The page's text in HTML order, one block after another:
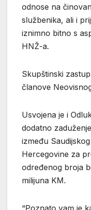
odnose na
službenika, ali i
iznimno bitno s
HNŽ-a.
Skupštinski
članove
Usvojena je i
dodatno
između
Hercegovine za
određenog broja
milijuna KM.